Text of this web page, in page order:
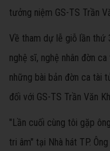
tưởng niệm GS-TS Trần
Về tham dự lễ giỗ lần thứ
nghệ sĩ, nghệ nhân đờn
những bài bản đờn ca tài
đối với GS-TS Trần Văn
"Lần cuối cùng tôi gặp
tri âm" tại Nhà hát TP.